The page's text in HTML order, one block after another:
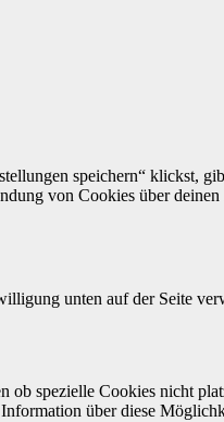
spe­ich­ern“ klickst,
von Cook­ies über
unten auf der Seite
ob spezielle Cook­ies nicht
über diese